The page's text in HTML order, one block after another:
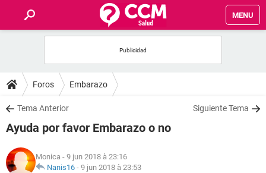
MENU
FORUMS
SALUD
FAMILIA
NUTRICIÓN
Foros Embarazo
Tema Anterior Siguiente Tema
Ayuda por favor Embarazo o no
Monica - 9 jun 2018 à 23:16
Nanis16 - 9 jun 2018 à 23:53